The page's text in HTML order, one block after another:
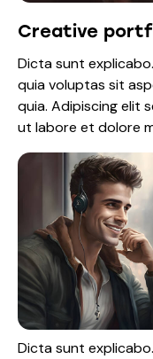
Creative
Dicta sunt
quia voluptas sit
quia. Adipiscing elit
ut labore et dolore
Dicta sunt